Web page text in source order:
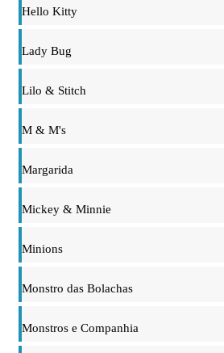
Hello Kitty
Lady Bug
Lilo & Stitch
M & M's
Margarida
Mickey & Minnie
Minions
Monstro das Bolachas
Monstros e Companhia